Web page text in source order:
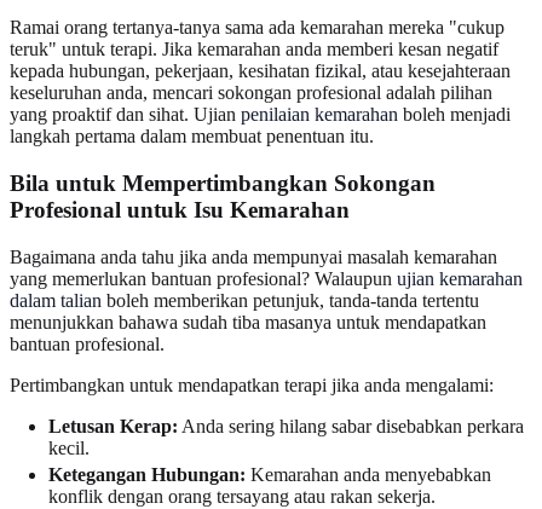
Ramai orang tertanya-tanya sama ada kemarahan mereka "cukup
teruk" untuk terapi. Jika kemarahan anda memberi kesan negatif
kepada hubungan, pekerjaan, kesihatan fizikal, atau kesejahteraan
keseluruhan anda, mencari sokongan profesional adalah pilihan
yang proaktif dan sihat. Ujian penilaian kemarahan boleh menjadi
langkah pertama dalam membuat penentuan itu.
Bila untuk Mempertimbangkan Sokongan
Profesional untuk Isu Kemarahan
Bagaimana anda tahu jika anda mempunyai masalah kemarahan
yang memerlukan bantuan profesional? Walaupun ujian kemarahan
dalam talian boleh memberikan petunjuk, tanda-tanda tertentu
menunjukkan bahawa sudah tiba masanya untuk mendapatkan
bantuan profesional.
Pertimbangkan untuk mendapatkan terapi jika anda mengalami:
Letusan Kerap: Anda sering hilang sabar disebabkan perkara
kecil.
Ketegangan Hubungan: Kemarahan anda menyebabkan
konflik dengan orang tersayang atau rakan sekerja.